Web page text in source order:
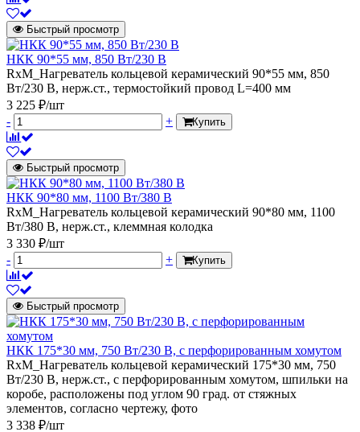
Быстрый просмотр
НКК 90*55 мм, 850 Вт/230 В
RxM_Нагреватель кольцевой керамический 90*55 мм, 850
Вт/230 В, нерж.ст., термостойкий провод L=400 мм
3 225 ₽/шт
-
+ Купить
Быстрый просмотр
НКК 90*80 мм, 1100 Вт/380 В
RxM_Нагреватель кольцевой керамический 90*80 мм, 1100
Вт/380 В, нерж.ст., клеммная колодка
3 330 ₽/шт
-
+ Купить
Быстрый просмотр
НКК 175*30 мм, 750 Вт/230 В, с перфорированным хомутом
RxM_Нагреватель кольцевой керамический 175*30 мм, 750
Вт/230 В, нерж.ст., с перфорированным хомутом, шпильки на
коробе, расположены под углом 90 град. от стяжных
элементов, согласно чертежу, фото
3 338 ₽/шт